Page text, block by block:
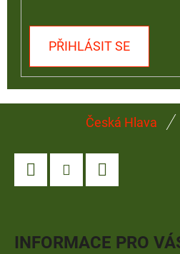
PŘIHLÁSIT SE
Česká Hlava
INFORMACE PRO